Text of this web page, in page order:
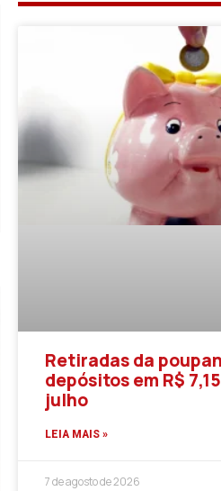
Retiradas da
depósitos em R$
julho
LEIA MAIS »
7 de agosto de 2026